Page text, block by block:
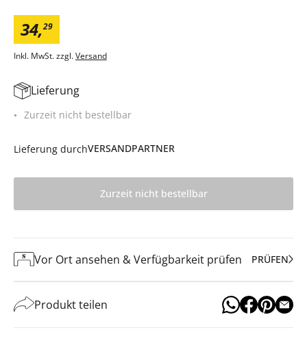
34,29
Inkl. MwSt. zzgl.Versand
Lieferung
Zurzeit nicht bestellbar
Lieferung durchVERSANDPARTNER
Zurzeit nicht bestellbar
Vor Ort ansehen & Verfügbarkeit prüfen PRÜFEN
Produkt teilen